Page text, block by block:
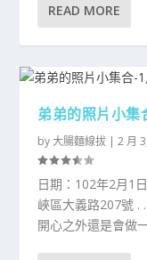
READ MORE
弟弟的照片小集
by大腸麵線拔 |2 月
日期：102年2月1
峽區大義路207號 .
開心之外還是會做